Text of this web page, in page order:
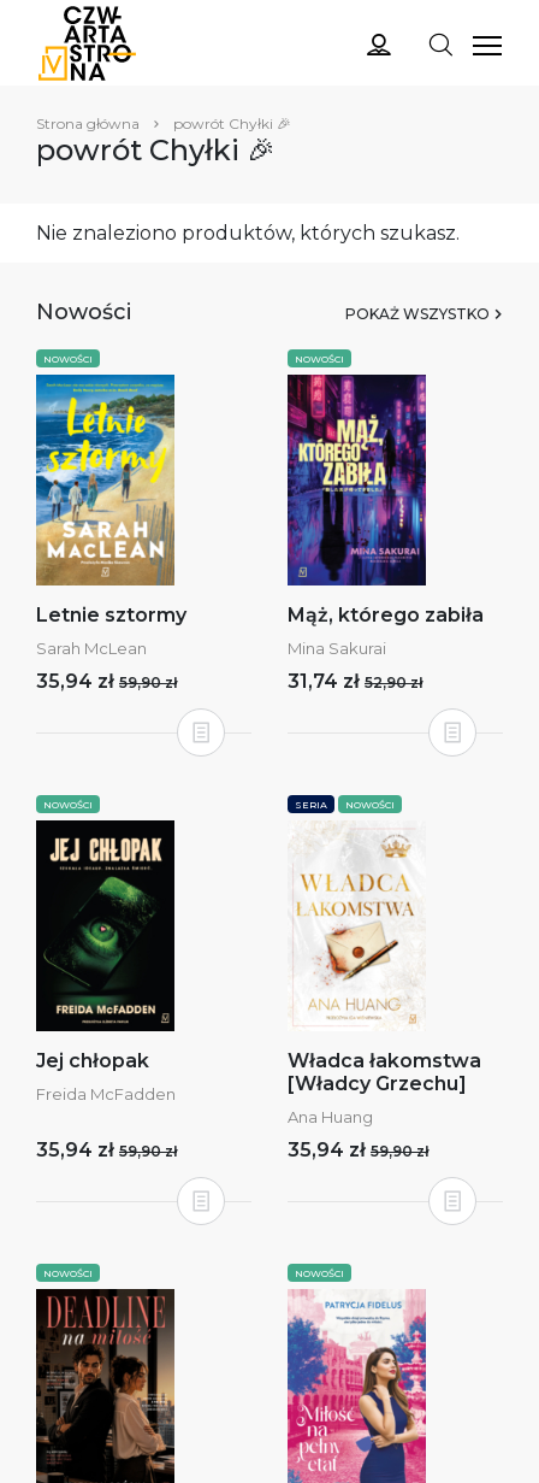
Strona główna powrót Chyłki 🎉
powrót Chyłki 🎉
Nie znaleziono produktów, których szukasz.
Nowości POKAŻ WSZYSTKO
NOWOŚCI
Letnie sztormy
Sarah McLean
35,94 zł 59,90 zł
NOWOŚCI
Mąż, którego zabiła
Mina Sakurai
31,74 zł 52,90 zł
NOWOŚCI
Jej chłopak
Freida McFadden
35,94 zł 59,90 zł
SERIA NOWOŚCI
Władca łakomstwa
[Władcy Grzechu]
Ana Huang
35,94 zł 59,90 zł
NOWOŚCI NOWOŚCI